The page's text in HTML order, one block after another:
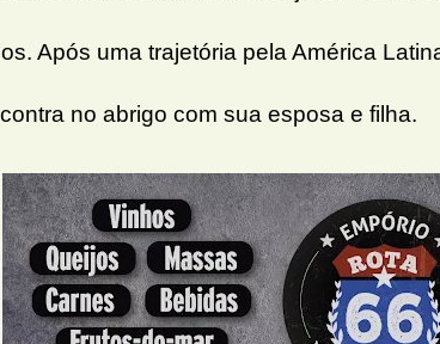
Após uma trajetória pela América
no abrigo com sua esposa e filha.